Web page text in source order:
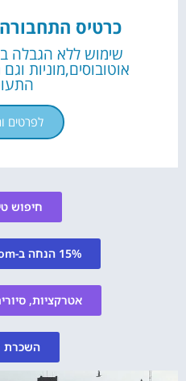
כרטיס
שימוש ללא הגבלה
אוטובוסים,מוניות
לפרטים
חיפוש
15% הנחה ב-Booking.com
אטרקציות,
השכרת